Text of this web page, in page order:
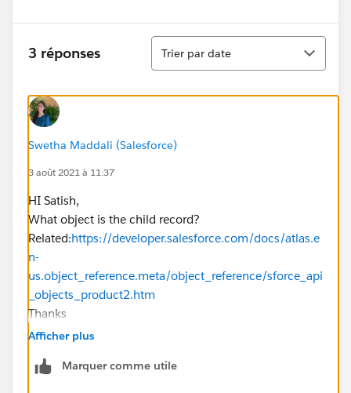
3 réponses
Tri
Trier par date
Swetha Maddali (Salesforce)
3 août 2021 à 11:37
HI Satish,
What object is the child record?
Related:https://developer.salesforce.com/docs/atlas.e
n-
us.object_reference.meta/object_reference/sforce_api
_objects_product2.htm
Thanks
Afficher plus
Marquer comme utile